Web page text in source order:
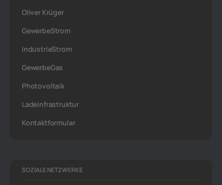
Oliver Krüger
GewerbeStrom
IndustrieStrom
GewerbeGas
Photovoltaik
Ladeinfrastruktur
Kontaktformular
SOZIALE NETZWERKE